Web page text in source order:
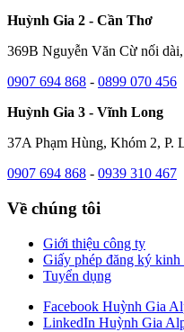
Huỳnh Gia 2 - Cần Thơ
369B Nguyễn Văn Cừ nối
0907 694 868 - 0899 070 456
Huỳnh Gia 3 - Vĩnh Long
37A Phạm Hùng, Khóm 2, P.
0907 694 868 - 0939 310 467
Về chúng tôi
Giới thiệu công ty
Giấy phép đăng ký kinh
Tuyển dụng
Facebook Huỳnh Gia
LinkedIn Huỳnh Gia